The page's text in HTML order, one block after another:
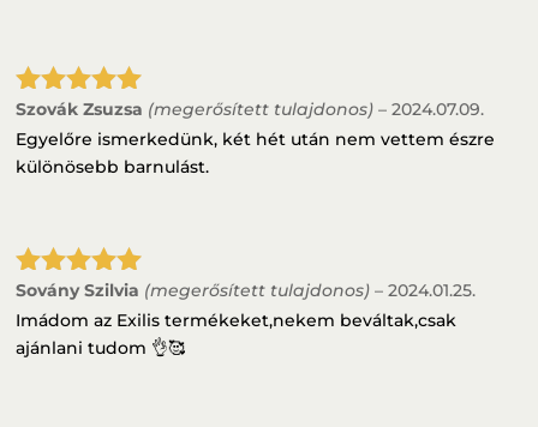
Értékelés:
5/ 5
Szovák Zsuzsa (megerősített tulajdonos) – 2024.07.09.
Egyelőre ismerkedünk, két hét után nem vettem észre
különösebb barnulást.
Értékelés:
5/ 5
Sovány Szilvia (megerősített tulajdonos) – 2024.01.25.
Imádom az Exilis termékeket,nekem beváltak,csak
ajánlani tudom 👌🥰